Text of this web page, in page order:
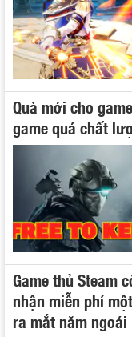
Quà mới cho
game quá chất
Game thủ Steam
nhận miễn phí
ra mắt năm ngoái